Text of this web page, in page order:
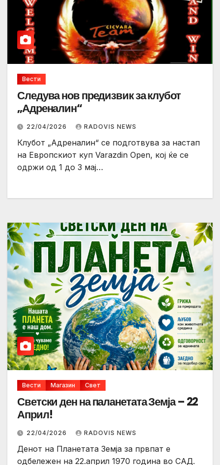
Вести
Следува нов предизвик за клубот
„Адреналин“
22/04/2026 RADOVIS NEWS
Клубот „Адреналин“ се подготвува за настап
на Европскиот куп Varazdin Open, кој ќе се
одржи од 1 до 3 мај…
Вести Магазин Свет
Светски ден на паланетата Земја – 22
Април!
22/04/2026 RADOVIS NEWS
Денот на Планетата Земја за првпат е
одбележен на 22.април 1970 година во САД.